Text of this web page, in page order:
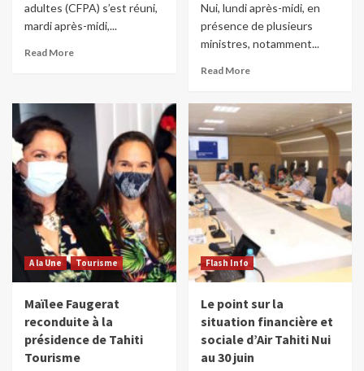
adultes (CFPA) s’est réuni,
mardi après-midi,...
Read More
Nui, lundi après-midi, en
présence de plusieurs
ministres, notamment...
Read More
A la Une Tourisme
Maïlee Faugerat
reconduite à la
présidence de Tahiti
Tourisme
Flash Info
Le point sur la
situation financière et
sociale d’Air Tahiti Nui
au 30 juin